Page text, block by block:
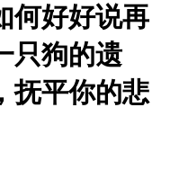
何好好说再
只狗的遗
抚平你的悲